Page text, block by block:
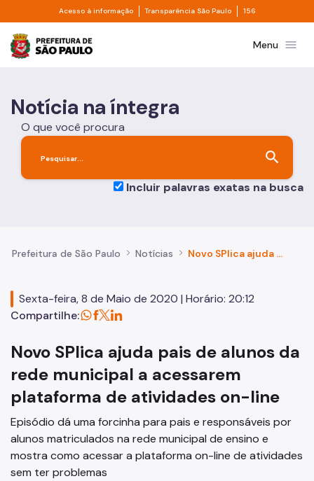
Pular para o Conteúdo principal
Acesso à informação Divisor de acesso à informação
Transparência São Paulo Divisor de
156
Prefeitura de São PauloMenu menu
Notícia na íntegra
O que você procura
search
Incluir palavras exatas na busca
Prefeitura de São Paulo Notícias Novo SPlica ajuda pais de alunos da rede municipal a acessarem plataforma de atividades on-line
Sexta-feira, 8 de Maio de 2020 | Horário: 20:12
Compartilhe:
Novo SPlica ajuda pais de alunos da
rede municipal a acessarem
plataforma de atividades on-line
Episódio dá uma forcinha para pais e responsáveis por
alunos matriculados na rede municipal de ensino e
mostra como acessar a plataforma on-line de atividades
sem ter problemas